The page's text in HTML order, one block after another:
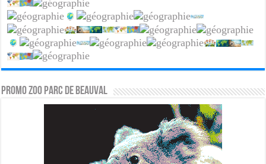
PROMO ZOO PARC DE BEAUVAL